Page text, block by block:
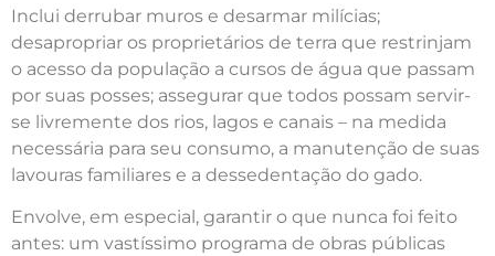
Inclui derrubar muros e desarmar milícias;
desapropriar os proprietários de terra que restrinjam
o acesso da população a cursos de água que passam
por suas posses; assegurar que todos possam servir-
se livremente dos rios, lagos e canais – na medida
necessária para seu consumo, a manutenção de suas
lavouras familiares e a dessedentação do gado.
Envolve, em especial, garantir o que nunca foi feito
antes: um vastíssimo programa de obras públicas